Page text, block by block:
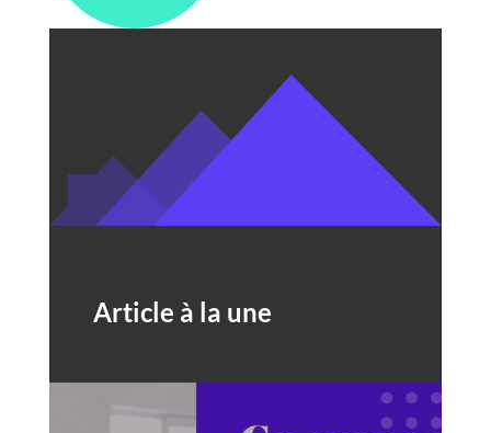
Article à la une